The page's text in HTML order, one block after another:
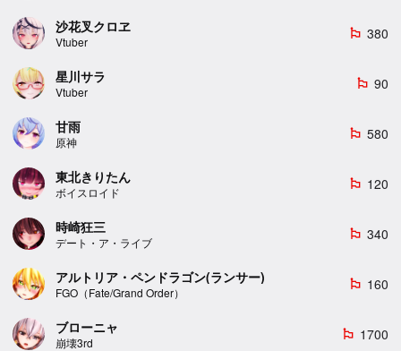
沙花叉クロヱ
Vtuber
emoji_flags 380
星川サラ
Vtuber
emoji_flags 90
甘雨
原神
emoji_flags 580
東北きりたん
ボイスロイド
emoji_flags 120
時崎狂三
デート・ア・ライブ
emoji_flags 340
アルトリア・ペンドラゴン(ランサー)
FGO（Fate/Grand Order）
emoji_flags 160
ブローニャ
崩壊3rd
emoji_flags 1700